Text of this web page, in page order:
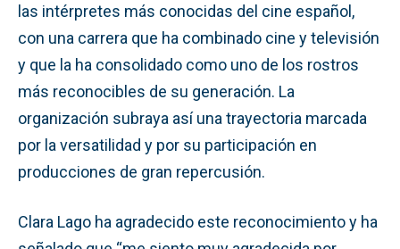
las intérpretes más conocidas del cine español,
con una carrera que ha combinado cine y televisión
y que la ha consolidado como uno de los rostros
más reconocibles de su generación. La
organización subraya así una trayectoria marcada
por la versatilidad y por su participación en
producciones de gran repercusión.
Clara Lago ha agradecido este reconocimiento y ha